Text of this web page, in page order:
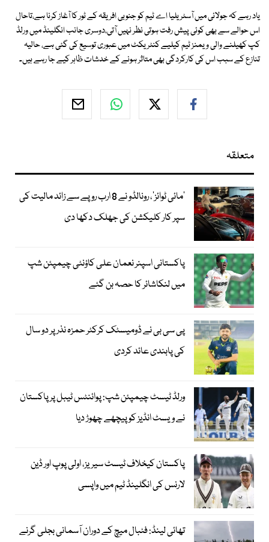
یاد رہے کہ جولائی میں آسٹریلیا اے ٹیم کو جنوبی افریقہ کے ٹور کا آغاز کرنا ہے،تاحال
اس حوالے سے بھی کوئی پیش رفت ہوتی نظر نہیں آتی،دوسری جانب انگلینڈ میں ورلڈ
کپ کھیلنے والی ویمنز ٹیم کیلیے کنٹریکٹ میں عبوری توسیع کی گئی ہے، حالیہ
تنازع کے سبب اس کی کارکردگی بھی متاثر ہونے کے خدشات ظاہر کیے جا رہے ہیں۔
متعلقہ
’مائی ٹوائز‘، رونالڈو نے 8 ارب روپے سے زائد مالیت کی
سپر کار کلیکشن کی جھلک دکھا دی
پاکستانی اسپنر نعمان علی کاؤنٹی چیمپئن شپ
میں لنکاشائر کا حصہ بن گئے
پی سی بی نے ڈومیسٹک کرکٹر حمزہ نذر پر دو سال
کی پابندی عائد کردی
ورلڈ ٹیسٹ چیمپئن شپ: پوائنٹس ٹیبل پر پاکستان
نے ویسٹ انڈیز کو پیچھے چھوڑ دیا
پاکستان کیخلاف ٹیسٹ سیریز، اولی پوپ اور ڈین
لارنس کی انگلینڈ ٹیم میں واپسی
تھائی لینڈ: فٹبال میچ کے دوران آسمانی بجلی گرنے